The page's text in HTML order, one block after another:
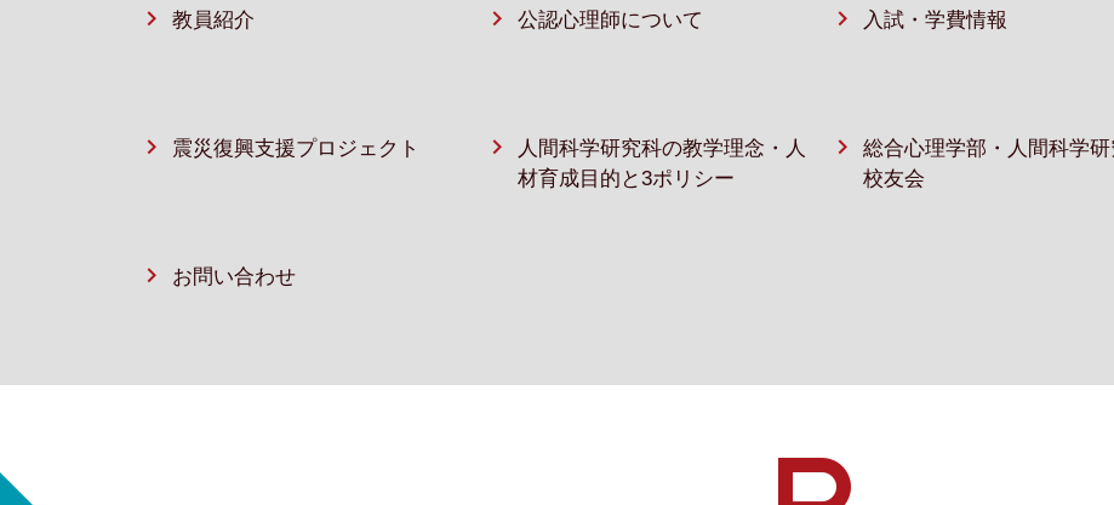
教員紹介 公認心理師について 入試・学費情報
震災復興支援プロジェクト
人間科学研究科の教学理念・人
材育成目的と3ポリシー
総合心理学部・人間科学
校友会
お問い合わせ